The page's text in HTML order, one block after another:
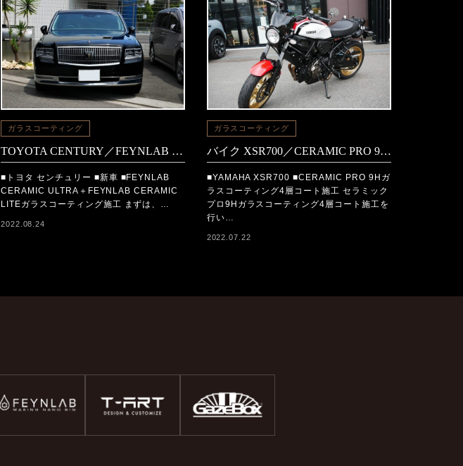
ガラスコーティング
TOYOTA CENTURY／FEYNLAB CERAMIC ULTRA＋FEYNLAB CERAMIC LITEコーティング施工
■トヨタ センチュリー ■新車 ■FEYNLAB
CERAMIC ULTRA＋FEYNLAB CERAMIC
LITEガラスコーティング施工 まずは、…
2022.08.24
ガラスコーティング
バイク XSR700／CERAMIC PRO 9Hコーティング施工
■YAMAHA XSR700 ■CERAMIC PRO 9Hガ
ラスコーティング4層コート施工 セラミック
プロ9Hガラスコーティング4層コート施工を
行い…
2022.07.22